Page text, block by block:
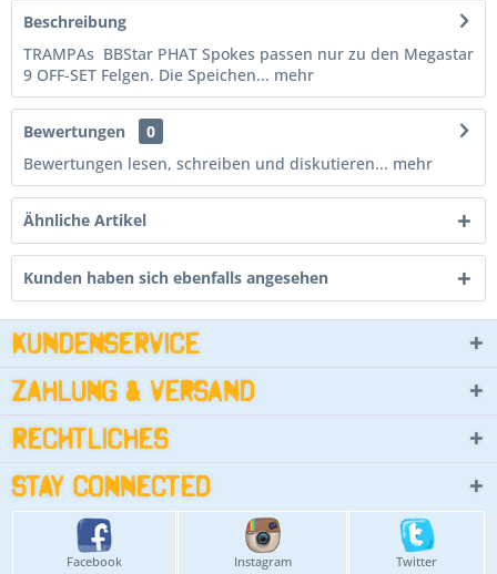
Beschreibung
TRAMPAs BBStar PHAT Spokes passen nur zu den Megastar
9 OFF-SET Felgen. Die Speichen... mehr
Bewertungen
0
Bewertungen lesen, schreiben und diskutieren... mehr
Ähnliche Artikel
Kunden haben sich ebenfalls angesehen
Kundenservice
Zahlung & Versand
Rechtliches
Stay connected
Facebook Instagram Twitter